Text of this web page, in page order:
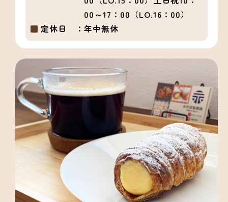
00～17：00（LO.16：00）
定休日 ： 年中無休